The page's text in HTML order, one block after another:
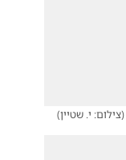
(צילום: י. שטיין)